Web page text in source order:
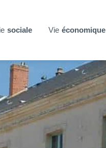
sociale Vie économique